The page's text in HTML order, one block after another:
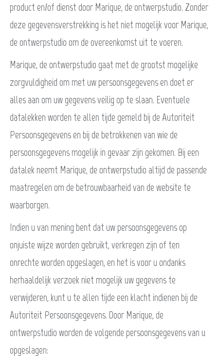
product en/of dienst door Marique, de ontwerpstudio. Zonder
deze gegevensverstrekking is het niet mogelijk voor Marique,
de ontwerpstudio om de overeenkomst uit te voeren.
Marique, de ontwerpstudio gaat met de grootst mogelijke
zorgvuldigheid om met uw persoonsgegevens en doet er
alles aan om uw gegevens veilig op te slaan. Eventuele
datalekken worden te allen tijde gemeld bij de Autoriteit
Persoonsgegevens en bij de betrokkenen van wie de
persoonsgegevens mogelijk in gevaar zijn gekomen. Bij een
datalek neemt Marique, de ontwerpstudio altijd de passende
maatregelen om de betrouwbaarheid van de website te
waarborgen.
Indien u van mening bent dat uw persoonsgegevens op
onjuiste wijze worden gebruikt, verkregen zijn of ten
onrechte worden opgeslagen, en het is voor u ondanks
herhaaldelijk verzoek niet mogelijk uw gegevens te
verwijderen, kunt u te allen tijde een klacht indienen bij de
Autoriteit Persoonsgegevens. Door Marique, de
ontwerpstudio worden de volgende persoonsgegevens van u
opgeslagen: